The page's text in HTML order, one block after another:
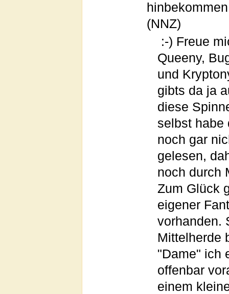
(NNZ)
:-) Freue
Queeny,
und
gibts da ja
diese
selbst habe
noch gar
gelesen,
noch durch
Zum Glück
eigener
vorhanden.
Mittelherde
"Dame" ich
offenbar
einem